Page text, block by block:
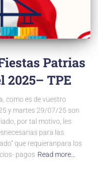
Patrias
2025– TPE
como es de vuestro
y martes 29/07/25 son
por tal motivo, les
para las
que requieranpara los
pagos Read more…